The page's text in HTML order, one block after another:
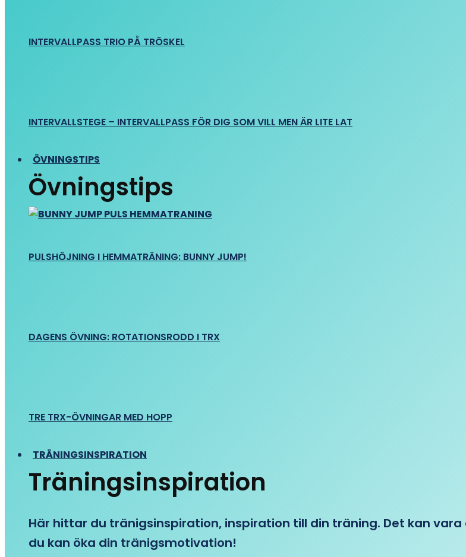
INTERVALLPASS TRIO PÅ TRÖSKEL
INTERVALLSTEGE – INTERVALLPASS FÖR DIG SOM VILL MEN ÄR LITE LAT
ÖVNINGSTIPS
Övningstips
PULSHÖJNING I HEMMATRÄNING: BUNNY JUMP!
DAGENS ÖVNING: ROTATIONSRODD I TRX
TRE TRX-ÖVNINGAR MED HOPP
TRÄNINGSINSPIRATION
Träningsinspiration
Här hittar du tränigsinspiration, inspiration till din träning. Det kan
du kan öka din tränigsmotivation!